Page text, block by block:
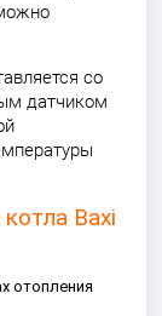
со
датчиком
Baxi
отопления